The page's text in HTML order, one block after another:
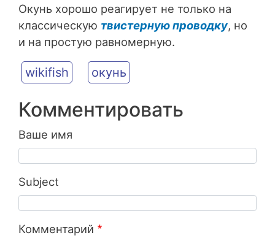
Окунь хорошо реагирует не только на
классическую твистерную проводку, но
и на простую равномерную.
wikifish окунь
Комментировать
Ваше имя
Subject
Комментарий